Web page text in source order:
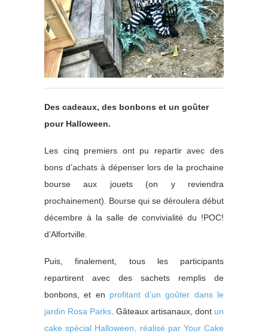
Des cadeaux, des bonbons et un goûter
pour Halloween.
Les cinq premiers ont pu repartir avec des
bons d’achats à dépenser lors de la prochaine
bourse aux jouets (on y reviendra
prochainement). Bourse qui se déroulera début
décembre à la salle de convivialité du !POC!
d’Alfortville.
Puis, finalement, tous les participants
repartirent avec des sachets remplis de
bonbons, et en profitant d’un goûter dans le
jardin Rosa Parks . Gâteaux artisanaux, dont un
cake spécial Halloween, réalisé par Your Cake